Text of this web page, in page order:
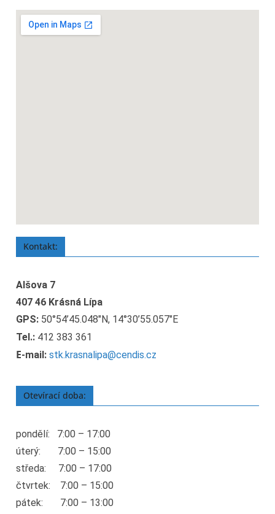
Kontakt:
Alšova 7
407 46 Krásná Lípa
GPS: 50°54’45.048″N, 14°30’55.057″E
Tel.: 412 383 361
E-mail: stk.krasnalipa@cendis.cz
Otevírací doba:
pondělí: 7:00 – 17:00
úterý: 7:00 – 15:00
středa: 7:00 – 17:00
čtvrtek: 7:00 – 15:00
pátek: 7:00 – 13:00